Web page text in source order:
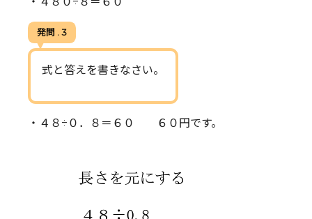
発問 . 3
式と答えを書きなさい。
・４８÷０．８＝６０ ６０円です。